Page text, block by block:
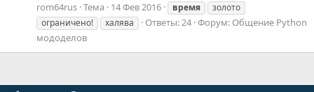
rom64rus Тема 14 Фев 2016 время
золото
ограничено!
халява Ответы: 24 Форум: Общение Python
мододелов